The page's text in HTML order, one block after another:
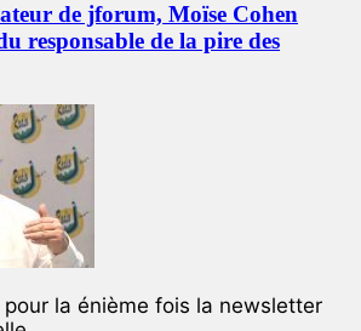
de jforum, Moïse Cohen
responsable de la pire des
pour la énième fois la newsletter